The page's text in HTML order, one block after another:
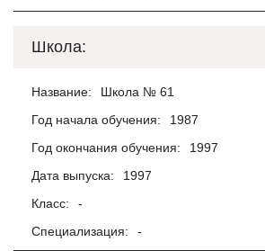
Школа:
Название:
Школа № 61
Год начала обучения:
1987
Год окончания обучения:
1997
Дата выпуска:
1997
Класс:
-
Специализация:
-